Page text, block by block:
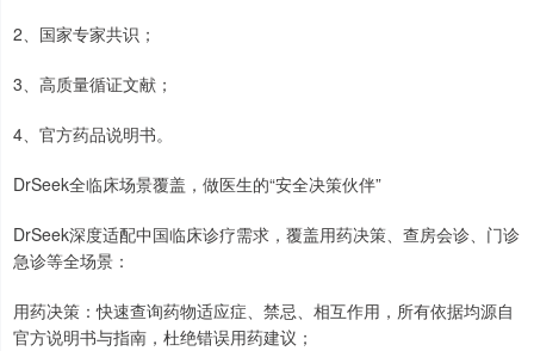
2、国家专家共识；
3、高质量循证文献；
4、官方药品说明书。
DrSeek全临床场景覆盖，做医生的“安全决策伙伴”
DrSeek深度适配中国临床诊疗需求，覆盖用药决策、查房会诊、门诊
急诊等全场景：
用药决策：快速查询药物适应症、禁忌、相互作用，所有依据均源自
官方说明书与指南，杜绝错误用药建议；